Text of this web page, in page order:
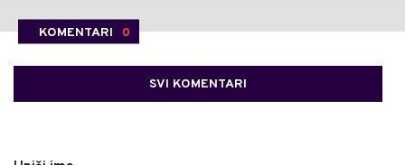
KOMENTARI 0
SVI KOMENTARI